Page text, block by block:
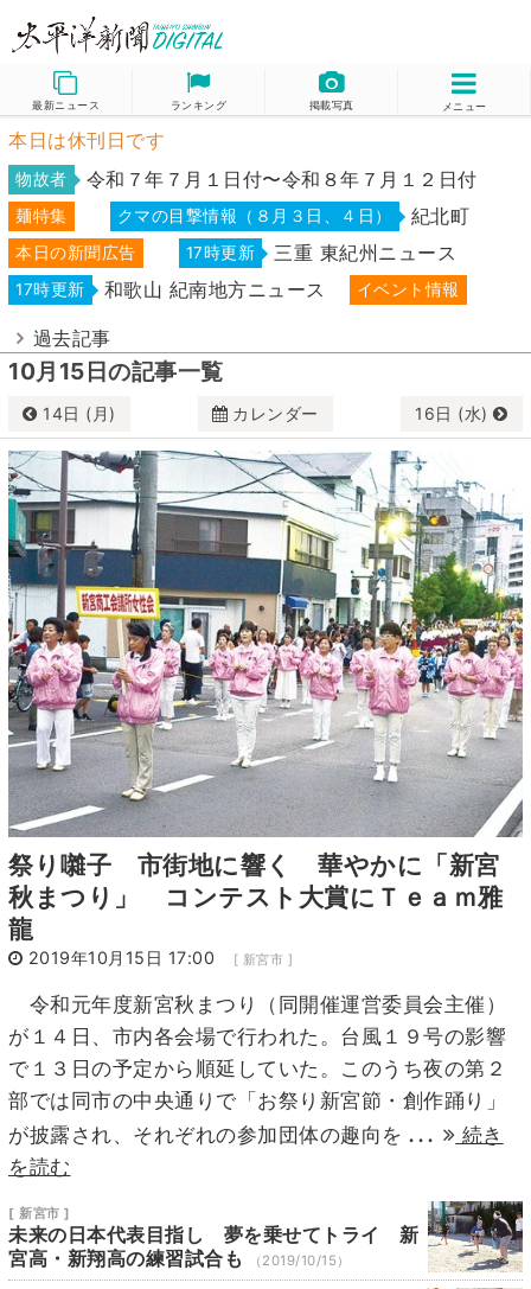
最新ニュース ランキング 掲載写真 メニュー
本日は休刊日です
物故者 令和７年７月１日付〜令和８年７月１２日付
麺特集 クマの目撃情報（８月３日、４日） 紀北町
本日の新聞広告 17時更新 三重 東紀州ニュース
17時更新 和歌山 紀南地方ニュース イベント情報
過去記事
10月15日の記事一覧
14日 (月) カレンダー 16日 (水)
10月 2019
日 月 火 水 木 金
土
29
30 1 2 3 4
5
6
7 8 9 10 11
12
13
14 15 16 17 18
19
20
21 22 23 24 25
26
27
28 29 30 31 1 2
祭り囃子 市街地に響く 華やかに「新宮
秋まつり」 コンテスト大賞にＴｅａｍ雅
龍
2019年10月15日 17:00 [ 新宮市 ]
令和元年度新宮秋まつり（同開催運営委員会主催）
が１４日、市内各会場で行われた。台風１９号の影響
で１３日の予定から順延していた。このうち夜の第２
部では同市の中央通りで「お祭り新宮節・創作踊り」
が披露され、それぞれの参加団体の趣向を ...
続き
を読む
[ 新宮市 ]
未来の日本代表目指し 夢を乗せてトライ 新
宮高・新翔高の練習試合も
（2019/10/15）